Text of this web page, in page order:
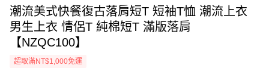
潮流美式快餐復古落肩短T 短袖T恤 潮流上衣
男生上衣 情侶T 純棉短T 滿版落肩
【NZQC100】
超取滿NT$1,000免運